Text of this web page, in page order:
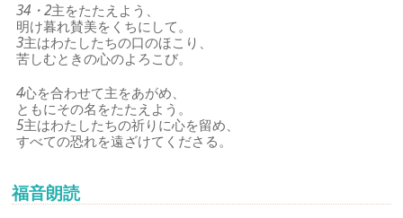
34・2主をたたえよう、
明け暮れ賛美をくちにして。
3主はわたしたちの口のほこり、
苦しむときの心のよろこび。
4心を合わせて主をあがめ、
ともにその名をたたえよう。
5主はわたしたちの祈りに心を留め、
すべての恐れを遠ざけてくださる。
福音朗読